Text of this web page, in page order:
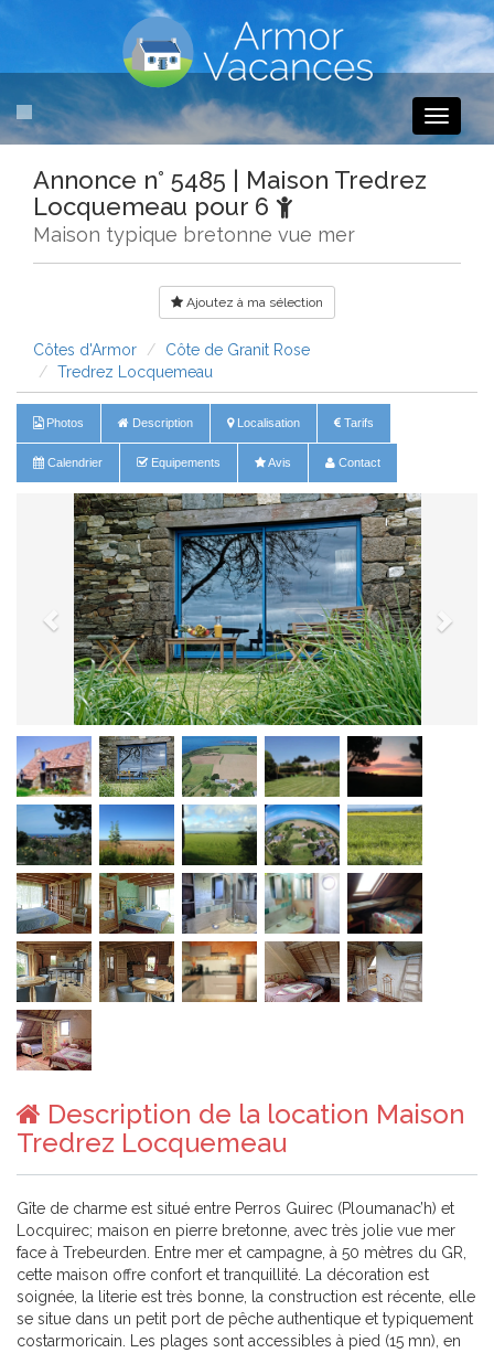
Toggle
Annonce n° 5485 | Maison Tredrez
Locquemeau pour 6
Maison typique bretonne vue mer
Ajoutez à ma sélection
Côtes d'Armor
Côte de Granit Rose
Tredrez Locquemeau
Photos Description Localisation Tarifs
Calendrier Equipements Avis Contact
Description de la location Maison
Tredrez Locquemeau
Gîte de charme est situé entre Perros Guirec (Ploumanac’h) et
Locquirec; maison en pierre bretonne, avec très jolie vue mer
face à Trebeurden. Entre mer et campagne, à 50 mètres du GR,
cette maison offre confort et tranquillité. La décoration est
soignée, la literie est très bonne, la construction est récente, elle
se situe dans un petit port de pêche authentique et typiquement
costarmoricain. Les plages sont accessibles à pied (15 mn), en